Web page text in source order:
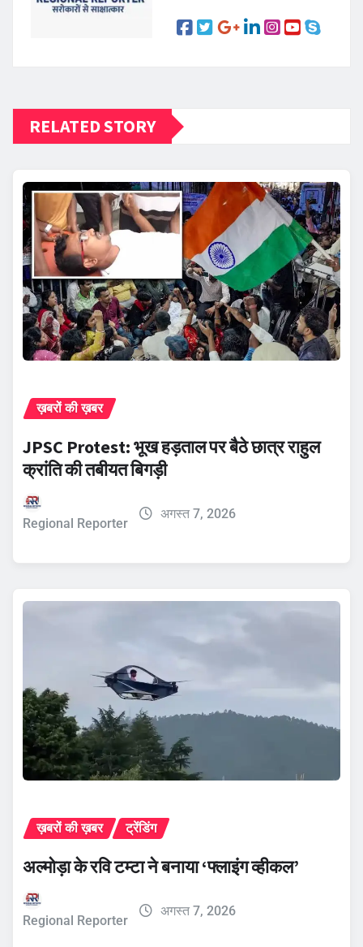
RELATED STORY
ख़बरों की ख़बर
JPSC Protest: भूख हड़ताल पर बैठे छात्र राहुल
क्रांति की तबीयत बिगड़ी
Regional Reporter
अगस्त 7, 2026
ख़बरों की ख़बर ट्रेंडिंग
अल्मोड़ा के रवि टम्टा ने बनाया ‘फ्लाइंग व्हीकल’
Regional Reporter
अगस्त 7, 2026